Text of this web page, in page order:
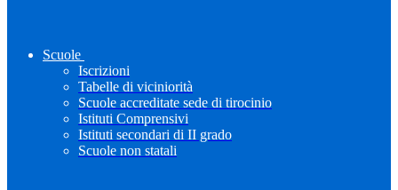
Scuole
Iscrizioni
Tabelle di viciniorità
Scuole accreditate sede di tirocinio
Istituti Comprensivi
Istituti secondari di II grado
Scuole non statali